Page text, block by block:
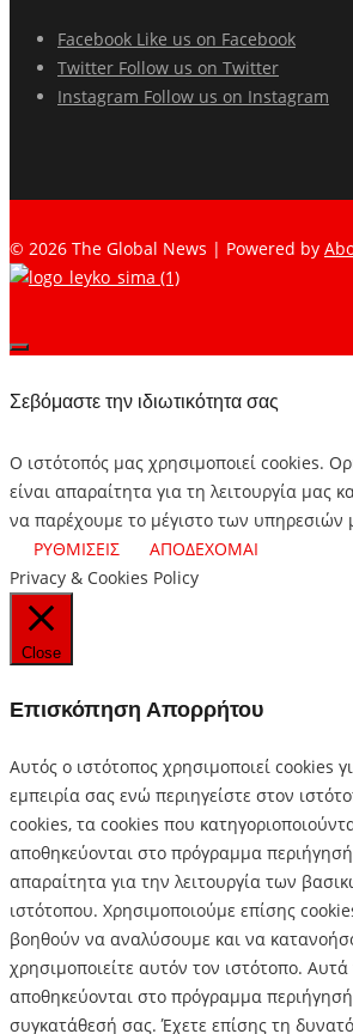
Facebook Like us on Facebook
Twitter Follow us on Twitter
Instagram Follow us on Instagram
© 2026 The Global News | Powered by
Σεβόμαστε την ιδιωτικότητα σας
Ο ιστότοπός μας χρησιμοποιεί cookies.
είναι απαραίτητα για τη λειτουργία μας
να παρέχουμε το μέγιστο των υπηρεσιών
ΡΥΘΜΙΣΕΙΣ
ΑΠΟΔΕΧΟΜΑΙ
Privacy & Cookies Policy
Close
Επισκόπηση Απορρήτου
Αυτός ο ιστότοπος χρησιμοποιεί cookies
εμπειρία σας ενώ περιηγείστε στον
cookies, τα cookies που
αποθηκεύονται στο πρόγραμμα
απαραίτητα για την λειτουργία των
ιστότοπου. Χρησιμοποιούμε επίσης
βοηθούν να αναλύσουμε και να
χρησιμοποιείτε αυτόν τον ιστότοπο. Αυτά
αποθηκεύονται στο πρόγραμμα
συγκατάθεσή σας. Έχετε επίσης τη